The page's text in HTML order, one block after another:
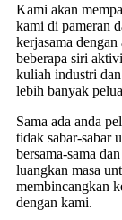
Kami akan
kami di pameran
kerjasama
beberapa siri
kuliah industri
lebih banyak
Sama ada anda
tidak sabar-sabar
bersama-sama
luangkan masa
membincangkan
dengan kami.